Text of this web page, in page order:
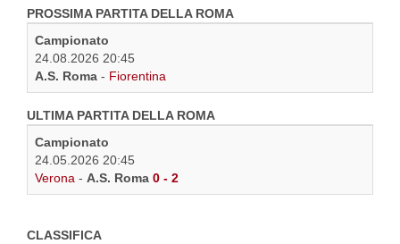
PROSSIMA PARTITA DELLA ROMA
Campionato
24.08.2026 20:45
A.S. Roma - Fiorentina
ULTIMA PARTITA DELLA ROMA
Campionato
24.05.2026 20:45
Verona - A.S. Roma 0 - 2
CLASSIFICA